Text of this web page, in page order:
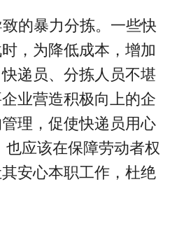
的暴力分拣。一些快
，为降低成本，增加
递员、分拣人员不堪
业营造积极向上的企
理，促使快递员用心
应该在保障劳动者权
安心本职工作，杜绝